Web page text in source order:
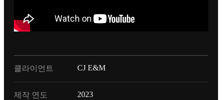
클라이언트 CJ E&M
제작 연도 2023